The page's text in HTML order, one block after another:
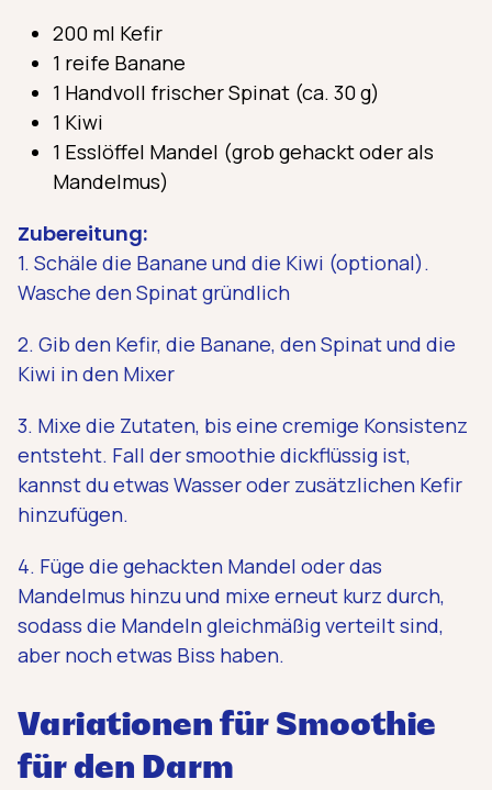
200 ml Kefir
1 reife Banane
1 Handvoll frischer Spinat (ca. 30 g)
1 Kiwi
1 Esslöffel Mandel (grob gehackt oder als
Mandelmus)
Zubereitung:
1. Schäle die Banane und die Kiwi (optional).
Wasche den Spinat gründlich
2. Gib den Kefir, die Banane, den Spinat und die
Kiwi in den Mixer
3. Mixe die Zutaten, bis eine cremige Konsistenz
entsteht. Fall der smoothie dickflüssig ist,
kannst du etwas Wasser oder zusätzlichen Kefir
hinzufügen.
4. Füge die gehackten Mandel oder das
Mandelmus hinzu und mixe erneut kurz durch,
sodass die Mandeln gleichmäßig verteilt sind,
aber noch etwas Biss haben.
Variationen für Smoothie
für den Darm